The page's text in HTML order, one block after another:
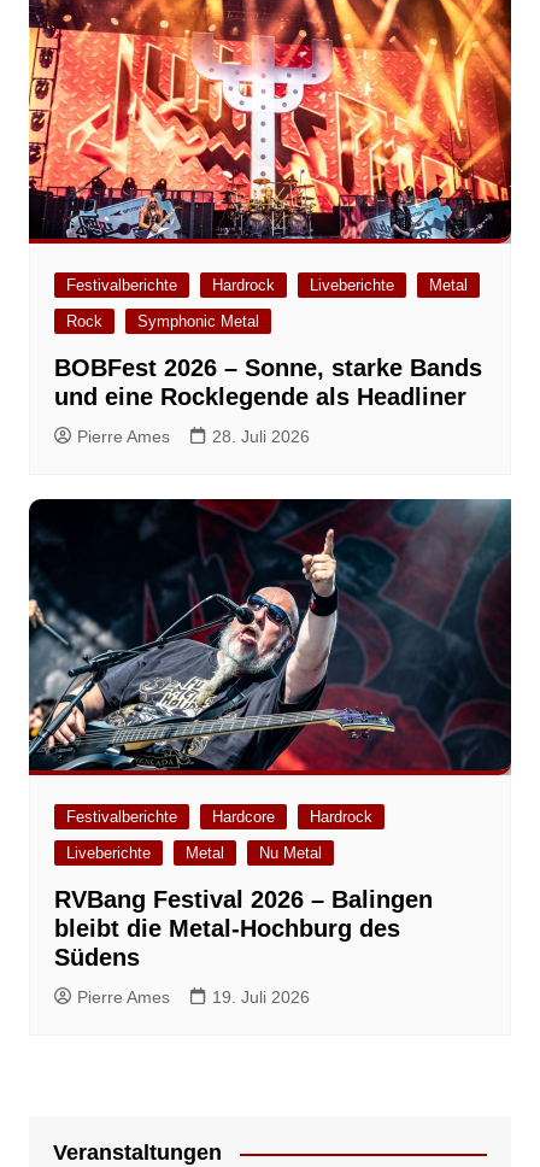
Festivalberichte Hardrock Liveberichte
Metal
Rock
Symphonic Metal
BOBFest 2026 – Sonne, starke Bands
und eine Rocklegende als Headliner
Pierre Ames 28. Juli 2026
Festivalberichte Hardcore
Hardrock
Liveberichte
Metal Nu Metal
RVBang Festival 2026 – Balingen
bleibt die Metal-Hochburg des
Südens
Pierre Ames 19. Juli 2026
Veranstaltungen